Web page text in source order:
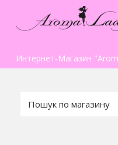
Интернет-Магазин